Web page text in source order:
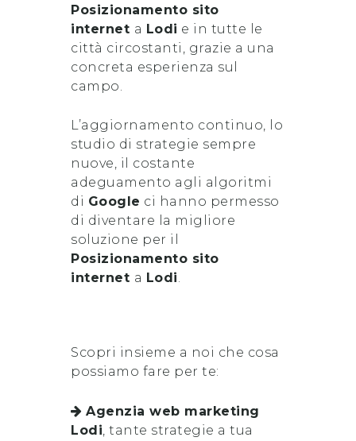
Posizionamento sito
internet a Lodi e in tutte le
città circostanti, grazie a una
concreta esperienza sul
campo.
L’aggiornamento continuo, lo
studio di strategie sempre
nuove, il costante
adeguamento agli algoritmi
di Google ci hanno permesso
di diventare la migliore
soluzione per il
Posizionamento sito
internet a Lodi.
Scopri insieme a noi che cosa
possiamo fare per te:
Agenzia web marketing
Lodi, tante strategie a tua